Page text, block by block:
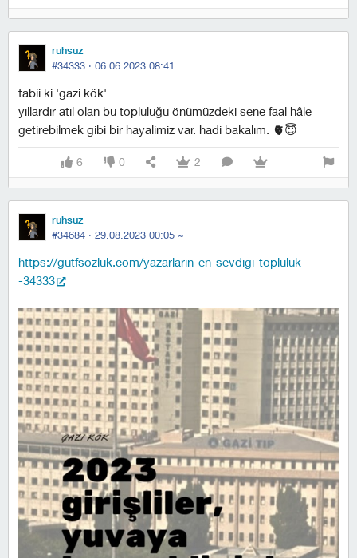
ruhsuz
#34333 · 06.06.2023 08:41
tabii ki 'gazi kök'
yıllardır atıl olan bu topluluğu önümüzdeki sene faal hâle
getirebilmek gibi bir hayalimiz var. hadi bakalım. 🫀😇
6 0 2
ruhsuz
#34684 · 29.08.2023 00:05 ~
https://gutfsozluk.com/yazarlarin-en-sevdigi-topluluk--
-34333